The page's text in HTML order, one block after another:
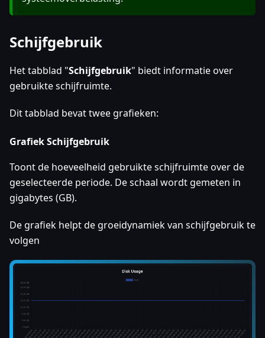
Schijfgebruik
Het tabblad "Schijfgebruik" biedt informatie over
gebruikte schijfruimte.
Dit tabblad bevat twee grafieken:
Grafiek Schijfgebruik
Toont de hoeveelheid gebruikte schijfruimte over de
geselecteerde periode. De schaal wordt gemeten in
gigabytes (GB).
De grafiek helpt de groeidynamiek van schijfgebruik te
volgen